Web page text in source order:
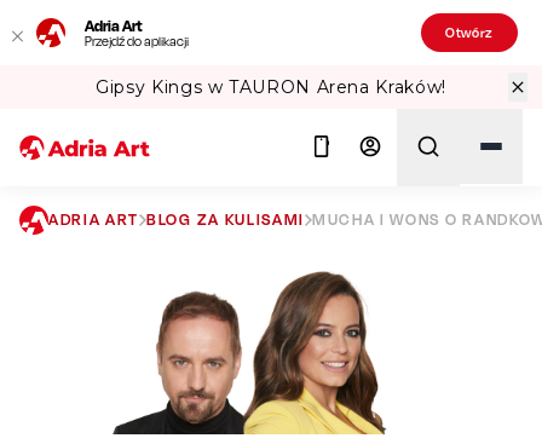
Adria Art
Przejdź do aplikacji Otwórz
Gipsy Kings w TAURON Arena Kraków!
ADRIA ART BLOG ZA KULISAMI MUCHA I WONS O